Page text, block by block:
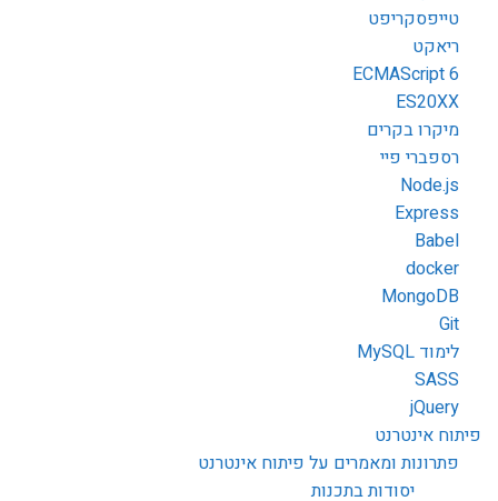
טייפסקריפט
ריאקט
ECMAScript 6
ES20XX
מיקרו בקרים
רספברי פיי
Node.js
Express
Babel
docker
MongoDB
Git
לימוד MySQL
SASS
jQuery
פיתוח אינטרנט
פתרונות ומאמרים על פיתוח אינטרנט
יסודות בתכנות